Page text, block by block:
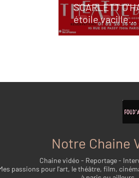
SCARLETT
étoile vacille…
Notre Chaine
Chaine vidéo - Reportage -
passions pour l'art, le théâtre, film,